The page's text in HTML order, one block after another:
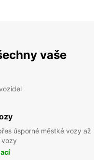
vaše
úsporné městké vozy až
vozy